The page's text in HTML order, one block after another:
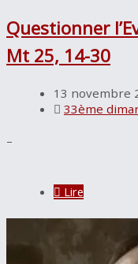
Questionner
Mt 25, 14-30
13 novembre
33ème
–
Lire